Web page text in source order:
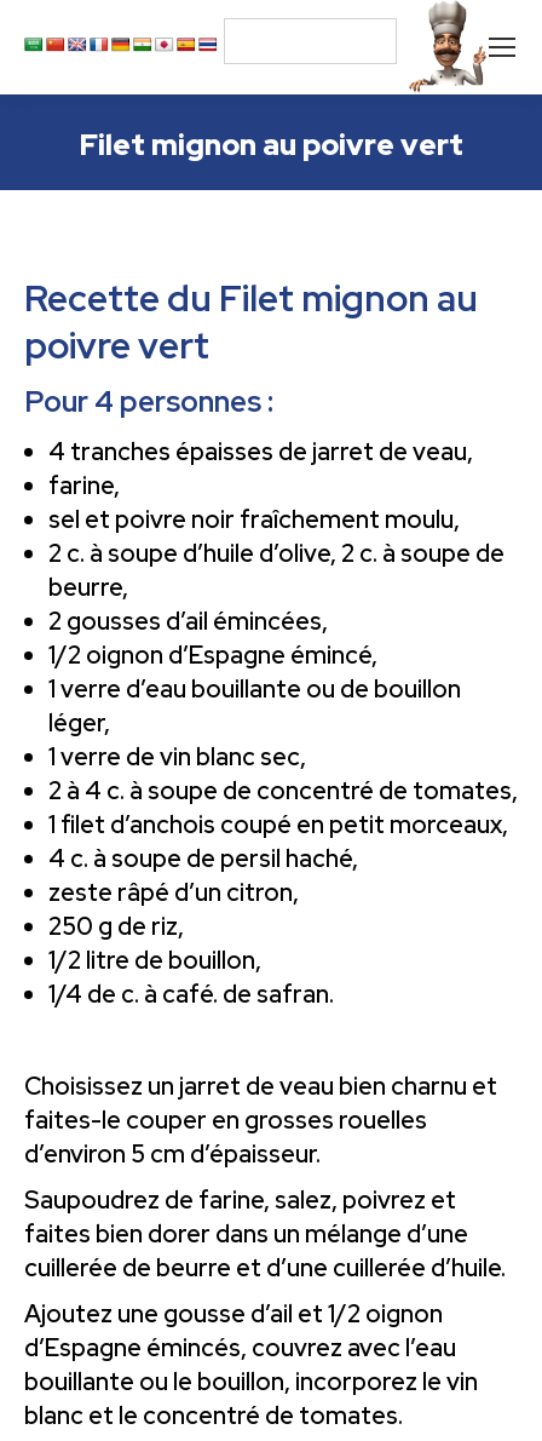
Filet mignon au poivre vert
Recette du Filet mignon au
poivre vert
Pour 4 personnes :
4 tranches épaisses de jarret de veau,
farine,
sel et poivre noir fraîchement moulu,
2 c. à soupe d’huile d’olive, 2 c. à soupe de
beurre,
2 gousses d’ail émincées,
1/2 oignon d’Espagne émincé,
1 verre d’eau bouillante ou de bouillon
léger,
1 verre de vin blanc sec,
2 à 4 c. à soupe de concentré de tomates,
1 filet d’anchois coupé en petit morceaux,
4 c. à soupe de persil haché,
zeste râpé d’un citron,
250 g de riz,
1/2 litre de bouillon,
1/4 de c. à café. de safran.
Choisissez un jarret de veau bien charnu et
faites-le couper en grosses rouelles
d’environ 5 cm d’épaisseur.
Saupoudrez de farine, salez, poivrez et
faites bien dorer dans un mélange d’une
cuillerée de beurre et d’une cuillerée d’huile.
Ajoutez une gousse d’ail et 1/2 oignon
d’Espagne émincés, couvrez avec l’eau
bouillante ou le bouillon, incorporez le vin
blanc et le concentré de tomates.